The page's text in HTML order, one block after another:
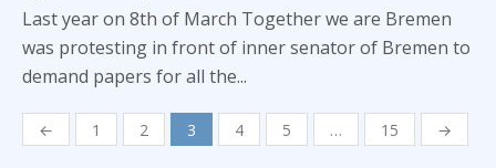
Last year on 8th of March Together we are Bremen
was protesting in front of inner senator of Bremen to
demand papers for all the...
Posts
← 1 2 3 4 5 … 15 →